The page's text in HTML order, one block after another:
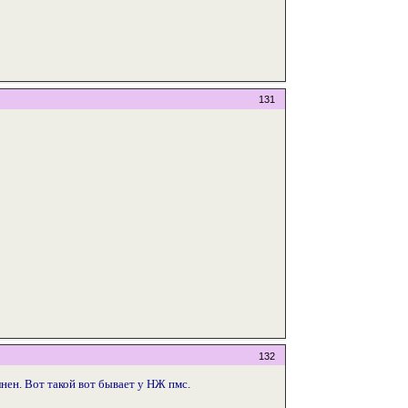
131
132
Вот такой вот бывает у НЖ пмс.